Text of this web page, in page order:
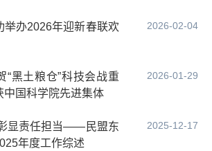
举办2026年迎新春联欢
2026-02-04
“黑土粮仓”科技会战重
中国科学院先进集体
2026-01-29
显责任担当——民盟东
年度工作综述
2025-12-17